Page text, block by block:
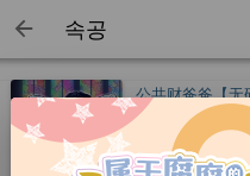
公共财爸爸【无
공공재가 된 아버지! 身为Beta的朴泰元和一
子，还离过两次